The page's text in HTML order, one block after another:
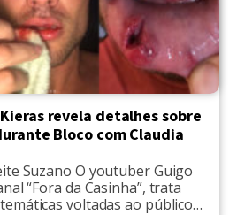
revela detalhes sobre
Bloco com Claudia
Suzano O youtuber Guigo
“Fora da Casinha”, trata
voltadas ao público